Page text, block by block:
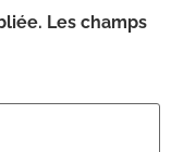
Les champs